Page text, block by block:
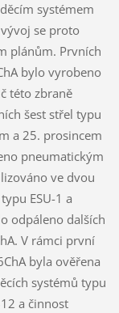
systémem
se proto
plánům. Prvních
bylo vyrobeno
této zbraně
šest střel typu
a 25. prosincem
pneumatickým
ve dvou
ESU-1 a
odpáleno dalších
V rámci první
byla ověřena
systémů typu
a činnost